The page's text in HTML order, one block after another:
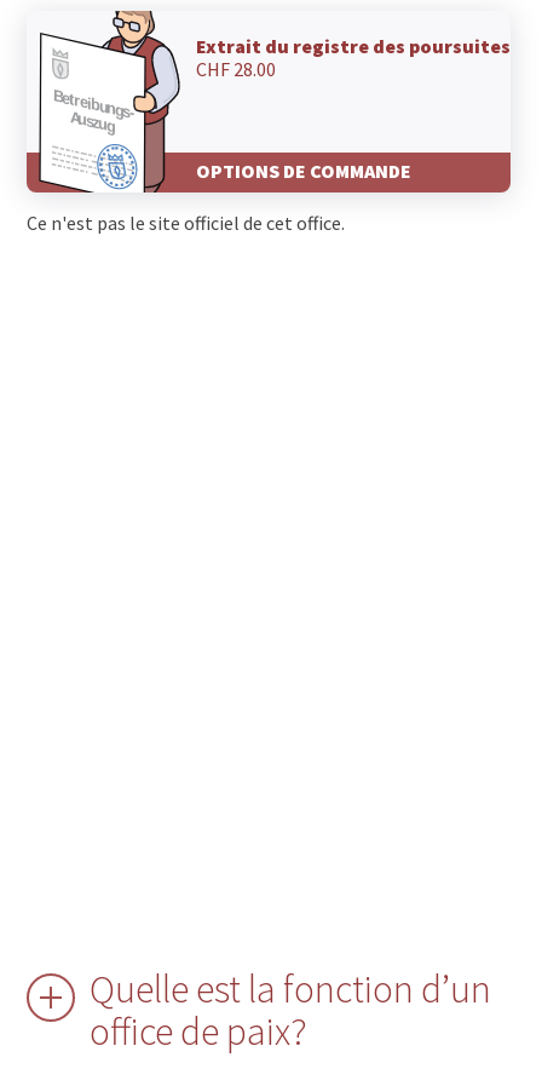
Extrait du registre des poursuites
CHF 28.00
OPTIONS DE COMMANDE
Ce n'est pas le site officiel de cet office.
Quelle est la fonction d’un
office de paix?